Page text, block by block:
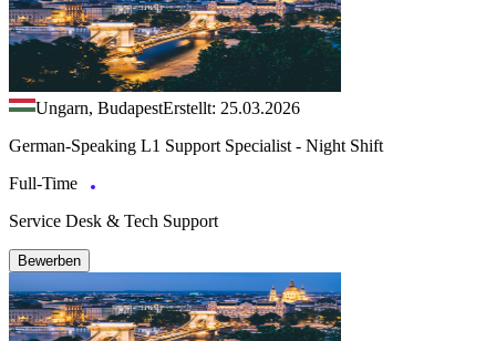
Ungarn, BudapestErstellt: 25.03.2026
German-Speaking L1 Support Specialist - Night Shift
Full-Time
Service Desk & Tech Support
Bewerben